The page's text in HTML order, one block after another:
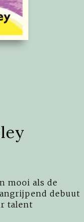
mooi als de
debuut
talent